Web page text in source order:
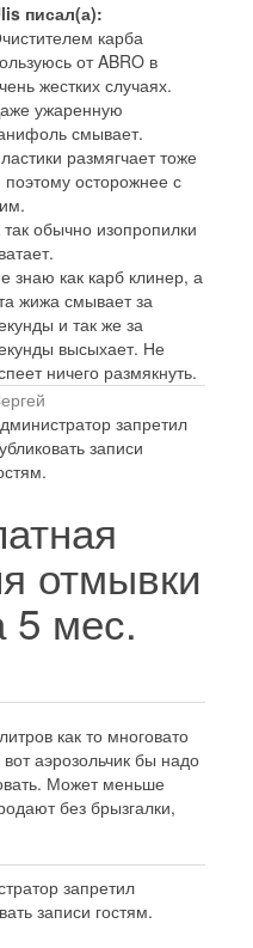
писал(а):
карба
от ABRO в
жестких случаях.
ужаренную
смывает.
размягчает тоже
поэтому осторожнее с
обычно изопропилки
знаю как карб клинер, а
жижа смывает за
и так же за
высыхает. Не
ничего размякнуть.
запретил
записи
отмывки
5 мес.
как то многовато
аэрозольчик бы надо
Может меньше
без брызгалки,
запретил
записи гостям.